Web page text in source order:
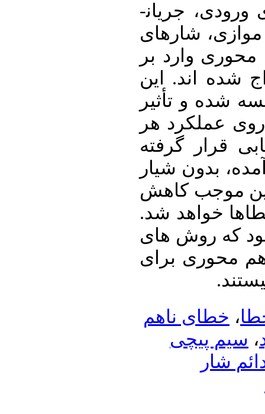
گوناگون، از قبیل جریان­های ورودی، جریان­
شارهای
محوری وارد بر
شده ­اند. این
شده و تأثیر
عملکرد هر
قرار گرفته
بدون شیار
موجب کاهش
خواهد شد.
که روش­ های
محوری برای
، خطای ناهم
، سیم پیچی
شار